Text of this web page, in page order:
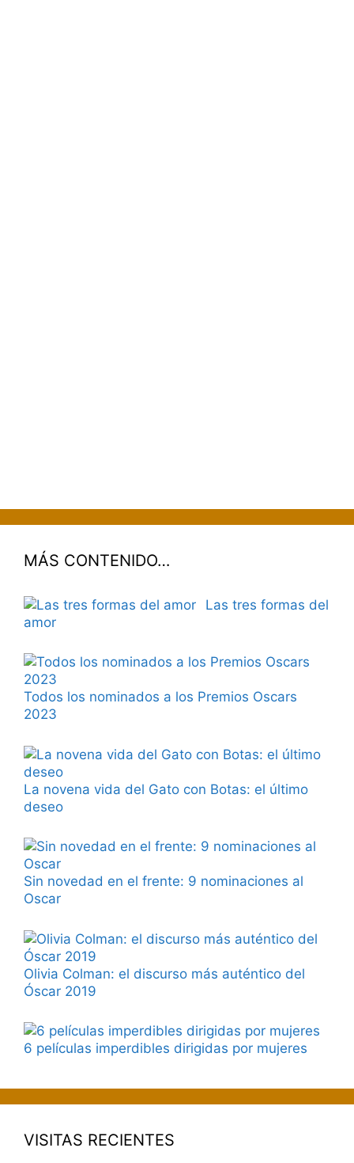
MÁS CONTENIDO…
Las tres formas del
amor
Todos los nominados a los Premios Oscars
2023
La novena vida del Gato con Botas: el último
deseo
Sin novedad en el frente: 9 nominaciones al
Oscar
Olivia Colman: el discurso más auténtico del
Óscar 2019
6 películas imperdibles dirigidas por mujeres
VISITAS RECIENTES